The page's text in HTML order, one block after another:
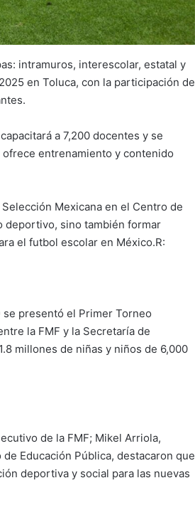
intramuros, interescolar, estatal y
en Toluca, con la participación de
a 7,200 docentes y se
ofrece entrenamiento y contenido
Mexicana en el Centro de
deportivo, sino también formar
el futbol escolar en México.R:
se presentó el Primer Torneo
la FMF y la Secretaría de
millones de niñas y niños de 6,000
de la FMF; Mikel Arriola,
Educación Pública, destacaron que
deportiva y social para las nuevas